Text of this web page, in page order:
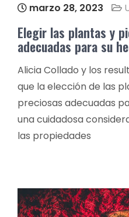
marzo 28, 2023
Elegir las plantas y
adecuadas para su
Alicia Collado y los
que la elección de las
preciosas adecuadas
una cuidadosa
las propiedades